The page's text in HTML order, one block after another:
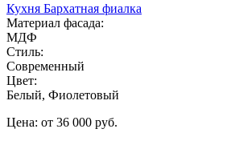
Кухня Бархатная фиалка
Материал фасада:
МДФ
Стиль:
Современный
Цвет:
Белый, Фиолетовый
Цена: от 36 000 руб.